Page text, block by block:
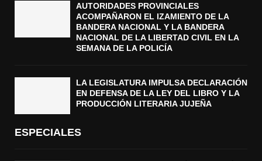
AUTORIDADES PROVINCIALES
ACOMPAÑARON EL IZAMIENTO DE LA
BANDERA NACIONAL Y LA BANDERA
NACIONAL DE LA LIBERTAD CIVIL EN LA
SEMANA DE LA POLICÍA
LA LEGISLATURA IMPULSA DECLARACIÓN
EN DEFENSA DE LA LEY DEL LIBRO Y LA
PRODUCCIÓN LITERARIA JUJEÑA
ESPECIALES